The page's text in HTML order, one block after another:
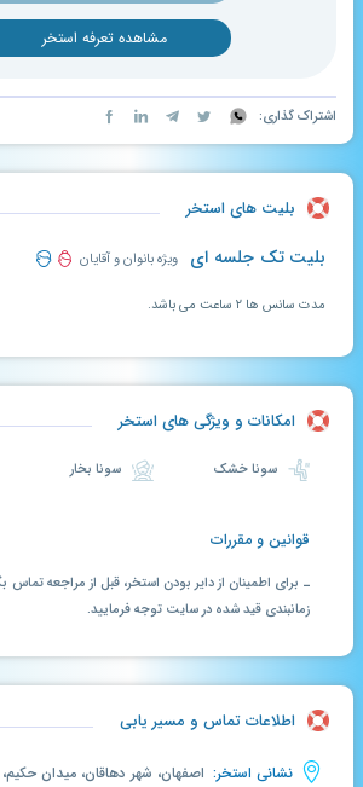
مشاهده تعرفه استخر
اشتراک گذاری:
بلیت های استخر
بلیت تک جلسه ای ویژه بانوان و آقایان
مدت سانس ها ۲ ساعت می باشد.
امکانات و ویژگی های استخر
سونا خشک سونا بخار
قوانین و مقررات
ـ برای اطمینان از دایر بودن استخر، قبل از مراجعه
زمانبندی قید شده در سایت توجه فرمایید.
اطلاعات تماس و مسیر یابی
نشانی استخر: اصفهان، شهر دهاقان، میدان